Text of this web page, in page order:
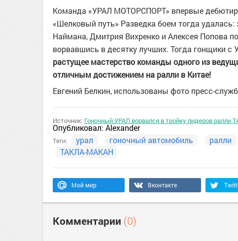
Команда «УРАЛ МОТОРСПОРТ» впервые
«Шелковый путь» Разведка боем тогда
Наймана, Дмитрия Вихренко и Алексея Попова
ворвавшись в десятку лучших. Тогда гонщики с
растущее мастерство команды одного из
отличным достижением на ралли в Китае!
Евгений Белкин, использованы фото пресс-
Источник: Гоночный УРАЛ ворвался в тройку лидеров
Опубликовал: Alexander
Теги: урал гоночный автомобиль ралли
ТАКЛА-МАКАН
Мой мир Вконтакте
Комментарии (0)